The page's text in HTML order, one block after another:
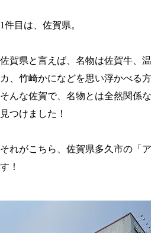
1件目は、佐賀県。
佐賀県と言えば、名物は佐賀牛、
カ、竹崎かになどを思い浮かべる
そんな佐賀で、名物とは全然関係
見つけました！
それがこちら、佐賀県多久市の「
す！